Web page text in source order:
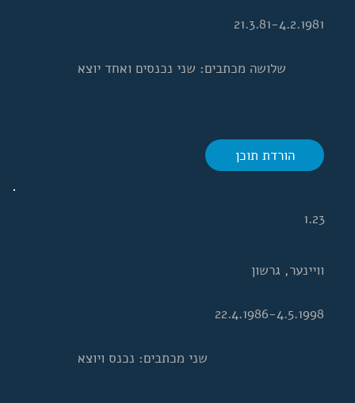
הורדת תוכן
שלושה מכתבים: שני נכנסים ואחד יוצא
21.3.81-4.2.1981
שני מכתבים: נכנס ויוצא
22.4.1986-4.5.1998
וויינער, גרשון
1.23